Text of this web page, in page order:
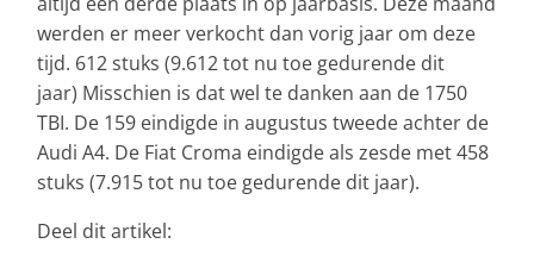
werden er meer verkocht dan vorig jaar om deze
tijd. 612 stuks (9.612 tot nu toe gedurende dit
jaar) Misschien is dat wel te danken aan de 1750
TBI. De 159 eindigde in augustus tweede achter de
Audi A4. De Fiat Croma eindigde als zesde met 458
stuks (7.915 tot nu toe gedurende dit jaar).
Deel dit artikel: